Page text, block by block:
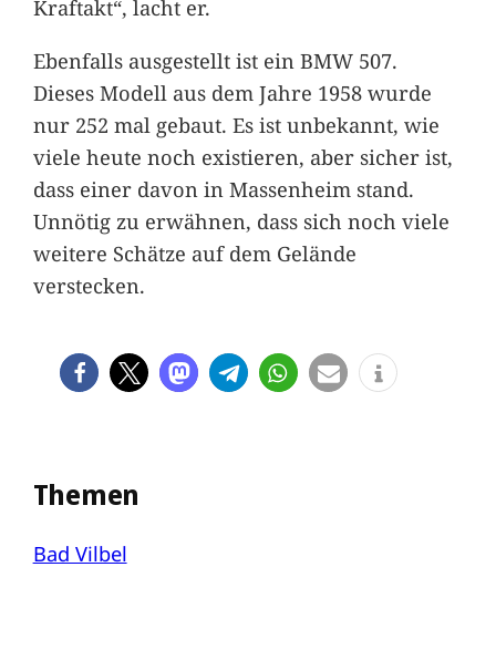
Kraftakt“, lacht er.
Ebenfalls ausgestellt ist ein BMW 507.
Dieses Modell aus dem Jahre 1958 wurde
nur 252 mal gebaut. Es ist unbekannt, wie
viele heute noch existieren, aber sicher ist,
dass einer davon in Massenheim stand.
Unnötig zu erwähnen, dass sich noch viele
weitere Schätze auf dem Gelände
verstecken.
Themen
Bad Vilbel